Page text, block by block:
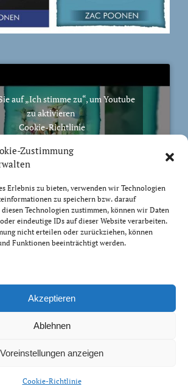
Zustimmung
Erlebnis zu bieten, verwenden wir Technologien
zu speichern bzw. darauf
diesen Technologien zustimmen, können wir Daten
eindeutige IDs auf dieser Website verarbeiten.
nicht erteilen oder zurückziehen, können
Funktionen beeinträchtigt werden.
Akzeptieren
Ablehnen
Voreinstellungen anzeigen
Cookie-Richtlinie
auf „Ich stimme zu“, um Youtube
zu aktivieren
Cookie-Richtlinie
Ich stimme zu
TAGES
lass deine Güte und Treue allewege
Impressum Datenschutz